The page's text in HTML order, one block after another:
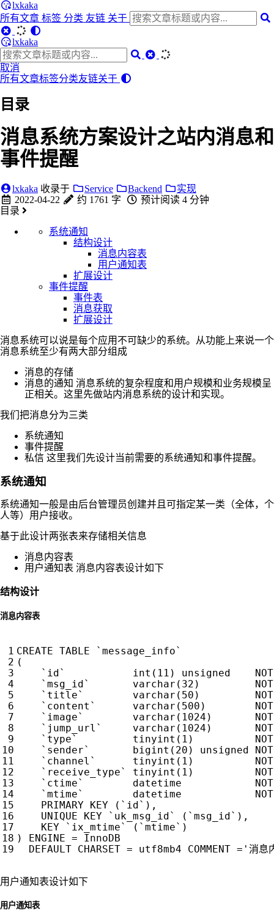
lxkaka
所有文章 标签 分类 友链 关于
lxkaka
取消
所有文章标签分类友链关于
目录
消息系统方案设计之站内消息和
事件提醒
lxkaka 收录于 Service Backend
实现
2022-04-22
约 1761 字
预计阅读 4 分钟
目录
系统通知
结构设计
消息内容表
用户通知表
扩展设计
事件提醒
事件表
消息获取
扩展设计
消息系统可以说是每个应用不可缺少的系统。从功能上来说一个
消息系统至少有两大部分组成
消息的存储
消息的通知 消息系统的复杂程度和用户规模和业务规模呈
正相关。这里先做站内消息系统的设计和实现。
我们把消息分为三类
系统通知
事件提醒
私信 这里我们先设计当前需要的系统通知和事件提醒。
系统通知
系统通知一般是由后台管理员创建并且可指定某一类（全体，个
人等）用户接收。
基于此设计两张表来存储相关信息
消息内容表
用户通知表 消息内容表设计如下
结构设计
消息内容表
CREATE TABLE ` message_info`
(
` id` int ( 11 ) unsigned
NOT
` msg_id` varchar ( 32 )
NOT
` title` varchar ( 50 )
NOT
` content ` varchar ( 500 )
NOT
` image` varchar ( 1024 )
NOT
` jump_url ` varchar ( 1024 )
NOT
` type` tinyint ( 1 )
NOT
` sender` bigint ( 20 ) unsigned
NOT
` channel ` tinyint ( 1 )
NOT
` receive_type` tinyint ( 1 )
NOT
` ctime` datetime
NOT
` mtime` datetime
NOT
PRIMARY KEY ( ` id` ),
UNIQUE
KEY ` uk_msg_id` ( ` msg_id` ),
KEY
` ix_mtime` ( ` mtime` )
)
ENGINE =
InnoDB
DEFAULT CHARSET = utf8mb4 COMMENT = '消息
用户通知表设计如下
用户通知表